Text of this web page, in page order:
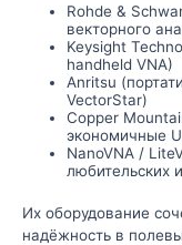
Rohde &
векторного
Keysight
handheld VNA)
Anritsu
VectorStar)
Copper
экономичные
NanoVNA /
любительских
Их оборудование
надёжность в